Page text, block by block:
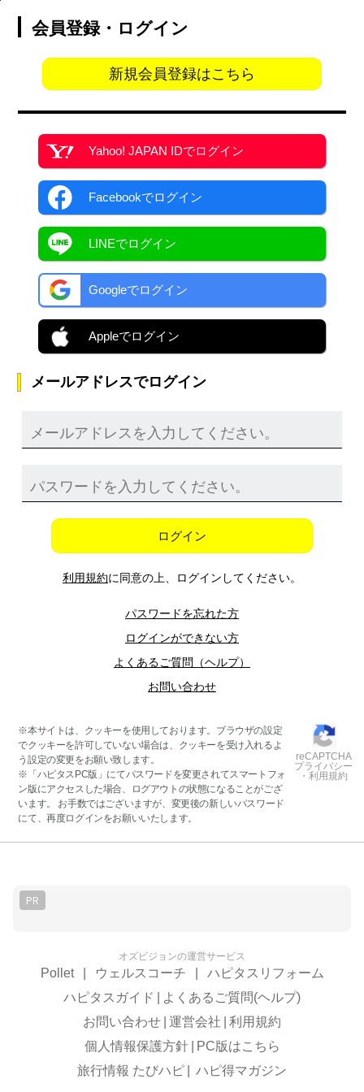
会員登録・ログイン
新規会員登録はこちら
Yahoo! JAPAN IDでログイン
Facebookでログイン
LINEでログイン
Googleでログイン
Appleでログイン
メールアドレスでログイン
ログイン
利用規約に同意の上、ログインしてください。
パスワードを忘れた方
ログインができない方
よくあるご質問（ヘルプ）
お問い合わせ
※本サイトは、クッキーを使用しております。ブラウザの設定
でクッキーを許可していない場合は、クッキーを受け入れるよ
う設定の変更をお願い致します。
※「ハピタスPC版」にてパスワードを変更されてスマートフォ
ン版にアクセスした場合、ログアウトの状態になることがござ
います。 お手数ではございますが、変更後の新しいパスワード
にて、再度ログインをお願いいたします。
reCAPTCHA
プライバシー
・利用規約
PR
オズビジョンの運営サービス
Pollet ウェルスコーチ
ハピタスリフォーム
ハピタスガイド
よくあるご質問(ヘルプ)
お問い合わせ 運営会社
利用規約
個人情報保護方針
PC版はこちら
旅行情報 たびハピ
ハピ得マガジン